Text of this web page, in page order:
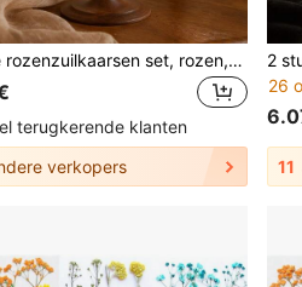
Witte rozenzuilkaarsen set, rozen, vlinder en kleine chrysantemum ontwerp zuilkaarsen, gemaakt van sojawax, geen zwarte rook, geurkaarsen inbegrepen, Halloween, Kerstmis, huisdecoratie kaarsen centrum, feestdecoratie, geschikt als cadeau, geschenken
terugkerende klanten
verkopers
26
11